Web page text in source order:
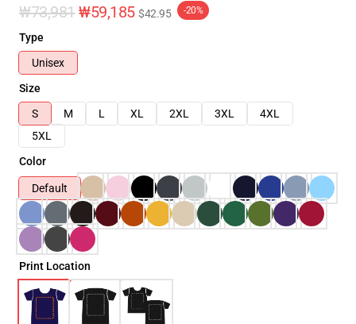
₩73,981 ₩59,185 $42.95 -20%
Type
Unisex
Size
S
M L XL 2XL 3XL
4XL
5XL
Color
Default
Print Location